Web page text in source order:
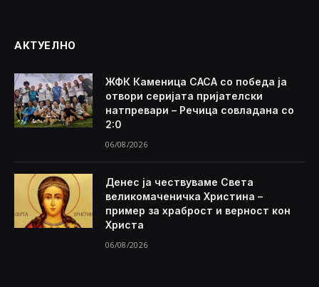
АКТУЕЛНО
ЖФК Каменица САСА со победа ја
отвори серијата пријателски
натпревари – Речица совладана со
2:0
06/08/2026
Денес ја чествуваме Света
великомаченичка Христина –
пример за храброст и верност кон
Христа
06/08/2026